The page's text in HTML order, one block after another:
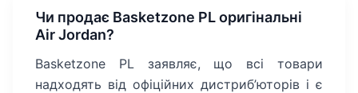
Чи продає Basketzone PL оригінальні
Air Jordan?
Basketzone PL заявляє, що всі товари
надходять від офіційних дистриб’юторів і є